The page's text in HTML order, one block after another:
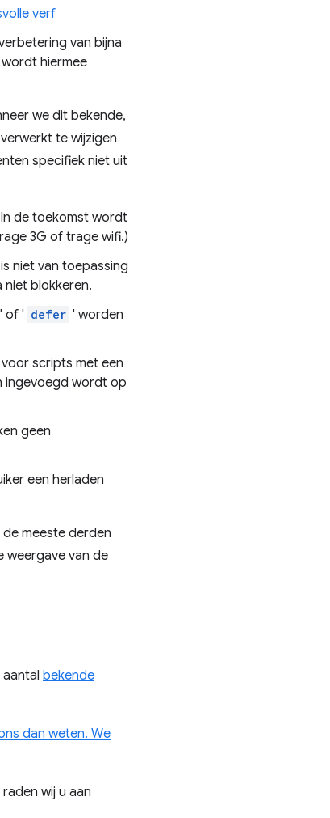
verf
van bijna
hiermee
we dit bekende,
te wijzigen
specifiek niet uit
de toekomst wordt
3G of trage wifi.)
niet van toepassing
blokkeren.
' of ' defer ' worden
scripts met een
ingevoegd wordt op
geen
een herladen
meeste derden
weergave van de
bekende
dan weten. We
wij u aan